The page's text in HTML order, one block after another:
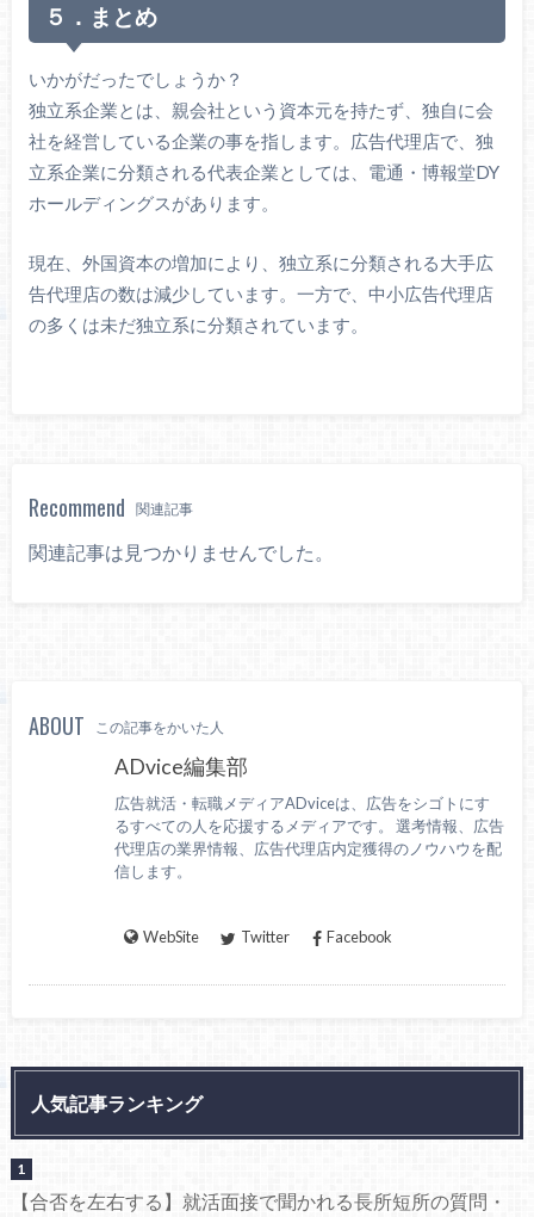
５．まとめ
いかがだったでしょうか？
独立系企業とは、親会社という資本元を持たず、独自に会
社を経営している企業の事を指します。広告代理店で、独
立系企業に分類される代表企業としては、電通・博報堂DY
ホールディングスがあります。
現在、外国資本の増加により、独立系に分類される大手広
告代理店の数は減少しています。一方で、中小広告代理店
の多くは未だ独立系に分類されています。
Recommend 関連記事
関連記事は見つかりませんでした。
ABOUT この記事をかいた人
ADvice編集部
広告就活・転職メディアADviceは、広告をシゴトにす
るすべての人を応援するメディアです。 選考情報、広告
代理店の業界情報、広告代理店内定獲得のノウハウを配
信します。
WebSite Twitter Facebook
人気記事ランキング
【合否を左右する】就活面接で聞かれる長所短所の質問・